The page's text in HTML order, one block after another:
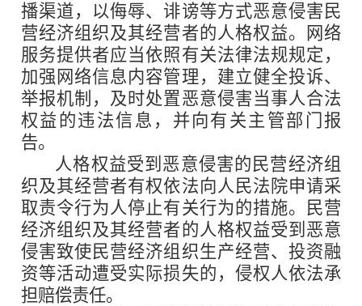
播渠道，以侮辱、诽谤等方式恶意侵害民
营经济组织及其经营者的人格权益。网络
服务提供者应当依照有关法律法规规定，
加强网络信息内容管理，建立健全投诉、
举报机制，及时处置恶意侵害当事人合法
权益的违法信息，并向有关主管部门报
告。
人格权益受到恶意侵害的民营经济组
织及其经营者有权依法向人民法院申请采
取责令行为人停止有关行为的措施。民营
经济组织及其经营者的人格权益受到恶意
侵害致使民营经济组织生产经营、投资融
资等活动遭受实际损失的，侵权人依法承
担赔偿责任。